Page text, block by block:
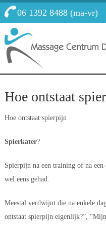
06 1392 8488 (ma-vr)
Hoe ontstaat
Hoe ontstaat spierpijn
Spierkater?
Spierpijn na een training of na
wel eens gehad.
Meestal verdwijnt die na enkele
ontstaat spierpijn eigenlijk?”,